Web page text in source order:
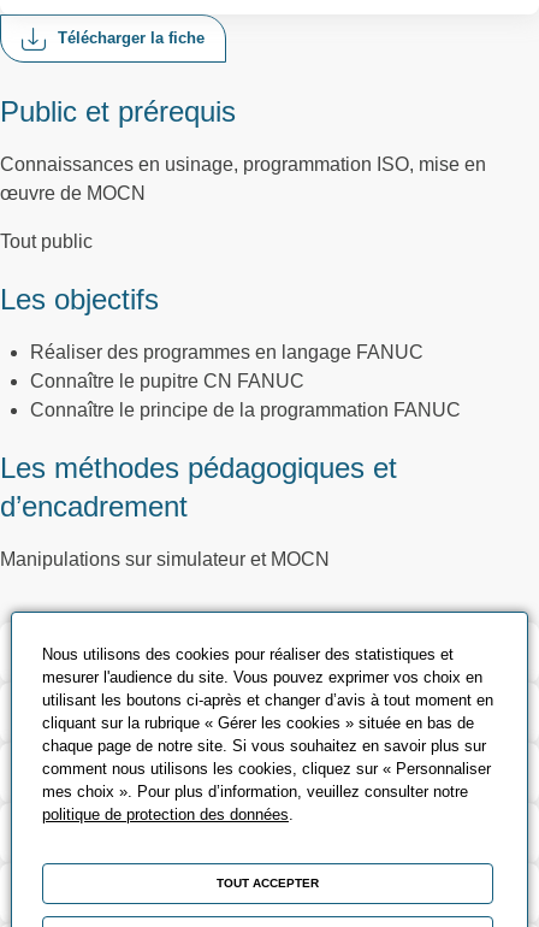
Télécharger la fiche
Public et prérequis
Connaissances en usinage, programmation ISO, mise en
œuvre de MOCN
Tout public
Les objectifs
Réaliser des programmes en langage FANUC
Connaître le pupitre CN FANUC
Connaître le principe de la programmation FANUC
Les méthodes pédagogiques et
d’encadrement
Manipulations sur simulateur et MOCN
Validation et certification
Contenu de la formation
Modalités d’évaluation
Coût et financement
Nous utilisons des cookies pour réaliser des statistiques et
mesurer l'audience du site. Vous pouvez exprimer vos choix en
utilisant les boutons ci-après et changer d’avis à tout moment en
cliquant sur la rubrique « Gérer les cookies » située en bas de
chaque page de notre site. Si vous souhaitez en savoir plus sur
comment nous utilisons les cookies, cliquez sur « Personnaliser
mes choix ». Pour plus d’information, veuillez consulter notre
politique de protection des données
TOUT ACCEPTER